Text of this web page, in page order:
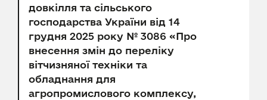
довкілля та сільського
господарства України від 14
грудня 2025 року № 3086 «Про
внесення змін до переліку
вітчизняної техніки та
обладнання для
агропромислового комплексу,